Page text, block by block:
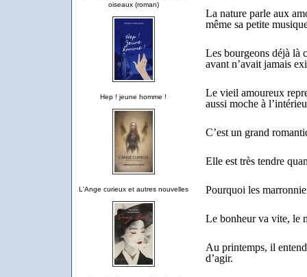
oiseaux (roman)
Hep ! jeune homme !
L'Ange curieux et autres nouvelles
La nature parle aux
même sa petite
Les bourgeons déjà là
avant n’avait jamais
Le vieil amoureux
aussi moche à
C’est un grand
Elle est très tendre
Pourquoi les
Le bonheur va vite, le
Au printemps, il
d’agir.